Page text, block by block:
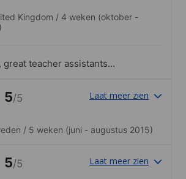
Kingdom / 4 weken (oktober -
great teacher assistants
5/5 Laat meer zien
/ 5 weken (juni - augustus 2015)
5/5 Laat meer zien